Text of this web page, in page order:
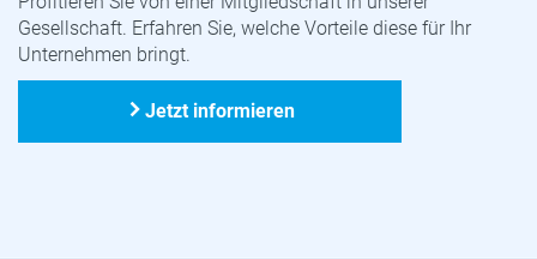
Gesellschaft. Erfahren Sie, welche Vorteile diese für Ihr
Unternehmen bringt.
Jetzt informieren